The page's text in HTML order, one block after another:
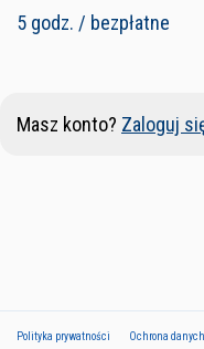
5 godz. / bezpłatne
Masz konto? Zaloguj
Polityka prywatności Ochrona